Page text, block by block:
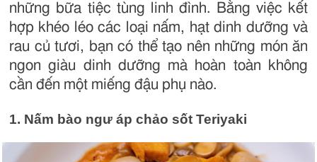
những bữa tiệc tùng linh đình. Bằng việc kết
hợp khéo léo các loại nấm, hạt dinh dưỡng và
rau củ tươi, bạn có thể tạo nên những món ăn
ngon giàu dinh dưỡng mà hoàn toàn không
cần đến một miếng đậu phụ nào.
1. Nấm bào ngư áp chảo sốt Teriyaki